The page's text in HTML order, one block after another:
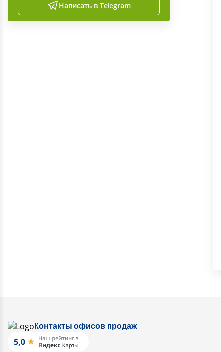
Написать в Telegram
Контакты офисов продаж